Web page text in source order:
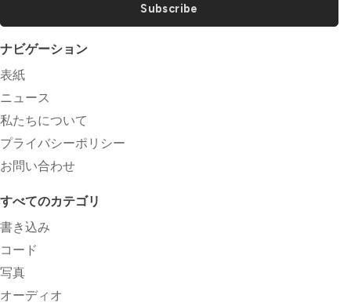
Subscribe
ナビゲーション
表紙
ニュース
私たちについて
プライバシーポリシー
お問い合わせ
すべてのカテゴリ
書き込み
コード
写真
オーディオ